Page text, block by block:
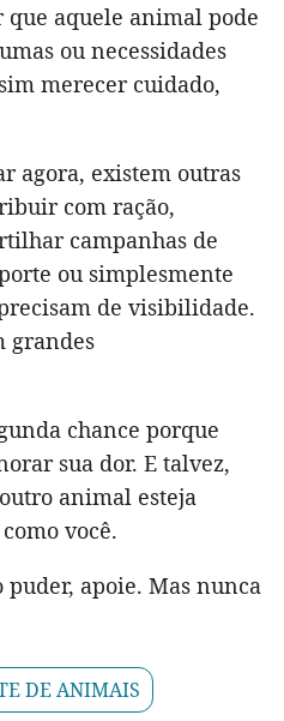
que aquele animal pode
ou necessidades
merecer cuidado,
agora, existem outras
com ração,
campanhas de
ou simplesmente
de visibilidade.
grandes
chance porque
sua dor. E talvez,
animal esteja
você.
puder, apoie. Mas nunca
DE ANIMAIS